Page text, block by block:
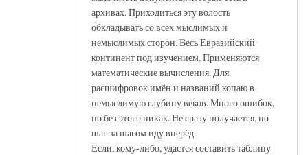
архивах. Приходиться эту волость
обкладывать со всех мыслимых и
немыслимых сторон. Весь Евразийский
континент под изучением. Применяются
математические вычисления. Для
расшифровок имён и названий копаю в
немыслимую глубину веков. Много ошибок,
но без этого никак. Не сразу получается, но
шаг за шагом иду вперёд.
Если, кому-либо, удастся составить таблицу